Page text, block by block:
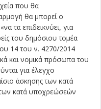
που θα
θα μπορεί ο
τα επιδεικνύει, για
του δημόσιου τομέα
14 του ν. 4270/2014
και νομικά πρόσωπα του
για έλεγχο
άσκησης των κατά
κατά υποχρεώσεών